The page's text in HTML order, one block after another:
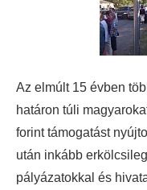
Az elmúlt 15 évben
határon túli
forint támogatást
után inkább
pályázatokkal és